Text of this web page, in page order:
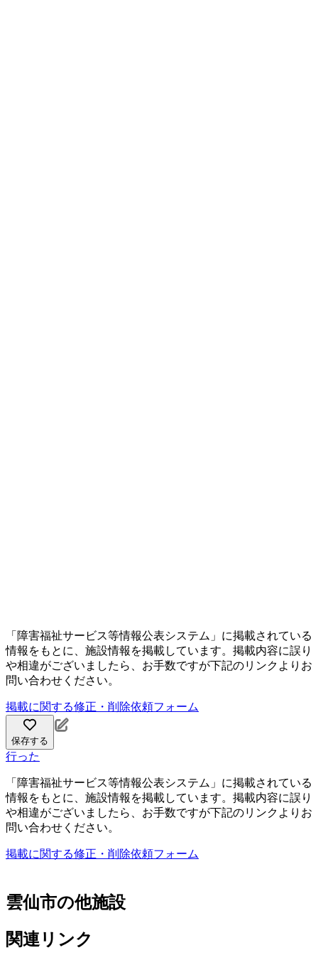
「障害福祉サービス等情報公表システム」に掲載されている
情報をもとに、施設情報を掲載しています。掲載内容に誤り
や相違がございましたら、お手数ですが下記のリンクよりお
問い合わせください。
掲載に関する修正・削除依頼フォーム
保存する
行った
「障害福祉サービス等情報公表システム」に掲載されている
情報をもとに、施設情報を掲載しています。掲載内容に誤り
や相違がございましたら、お手数ですが下記のリンクよりお
問い合わせください。
掲載に関する修正・削除依頼フォーム
雲仙市の他施設
関連リンク